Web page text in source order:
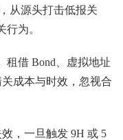
从源头打击低报关
为。
租借 Bond、虚拟地址
成本与时效，忽视合
，一旦触发 9H 或 5